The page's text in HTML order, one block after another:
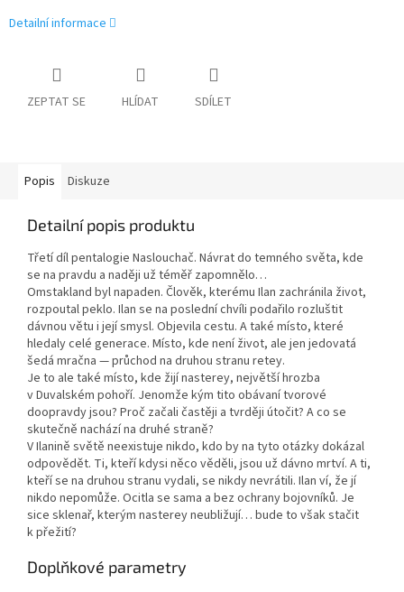
Detailní informace
ZEPTAT SE HLÍDAT SDÍLET
Popis Diskuze
Detailní popis produktu
Třetí díl pentalogie Naslouchač. Návrat do temného světa, kde
se na pravdu a naději už téměř zapomnělo…
Omstakland byl napaden. Člověk, kterému Ilan zachránila život,
rozpoutal peklo. Ilan se na poslední chvíli podařilo rozluštit
dávnou větu i její smysl. Objevila cestu. A také místo, které
hledaly celé generace. Místo, kde není život, ale jen jedovatá
šedá mračna — průchod na druhou stranu retey.
Je to ale také místo, kde žijí nasterey, největší hrozba
v Duvalském pohoří. Jenomže kým tito obávaní tvorové
doopravdy jsou? Proč začali častěji a tvrději útočit? A co se
skutečně nachází na druhé straně?
V Ilanině světě neexistuje nikdo, kdo by na tyto otázky dokázal
odpovědět. Ti, kteří kdysi něco věděli, jsou už dávno mrtví. A ti,
kteří se na druhou stranu vydali, se nikdy nevrátili. Ilan ví, že jí
nikdo nepomůže. Ocitla se sama a bez ochrany bojovníků. Je
sice sklenař, kterým nasterey neubližují… bude to však stačit
k přežití?
Doplňkové parametry